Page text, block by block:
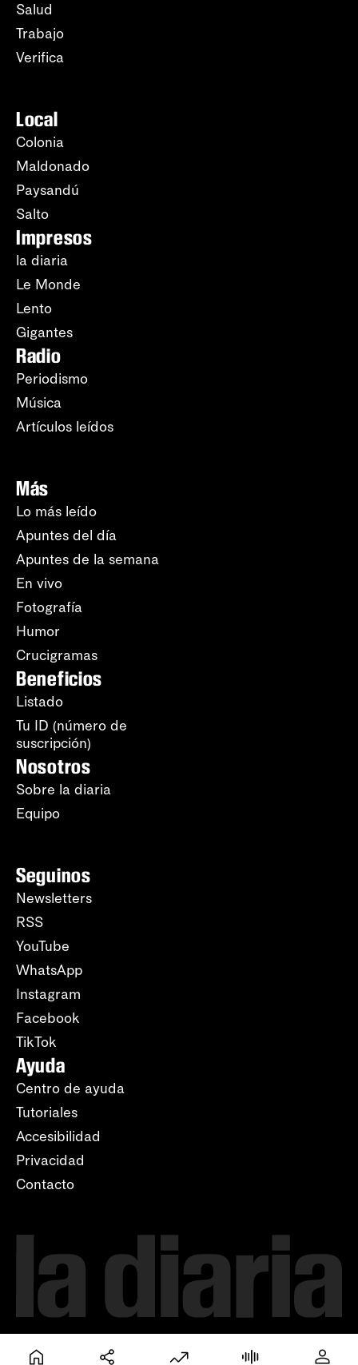
Salud
Trabajo
Verifica
Local
Colonia
Maldonado
Paysandú
Salto
Impresos
la diaria
Le Monde
Lento
Gigantes
Radio
Periodismo
Música
Artículos leídos
Más
Lo más leído
Apuntes del día
Apuntes de la semana
En vivo
Fotografía
Humor
Crucigramas
Beneficios
Listado
Tu ID (número de
suscripción)
Nosotros
Sobre la diaria
Equipo
Seguinos
Newsletters
RSS
YouTube
WhatsApp
Instagram
Facebook
TikTok
Ayuda
Centro de ayuda
Tutoriales
Accesibilidad
Privacidad
Contacto